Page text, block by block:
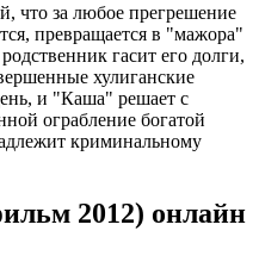
что за любое прегрешение
превращается в "мажора"
гасит его долги,
хулиганские
и "Каша" решает с
ограбление богатой
криминальному
2012) онлайн